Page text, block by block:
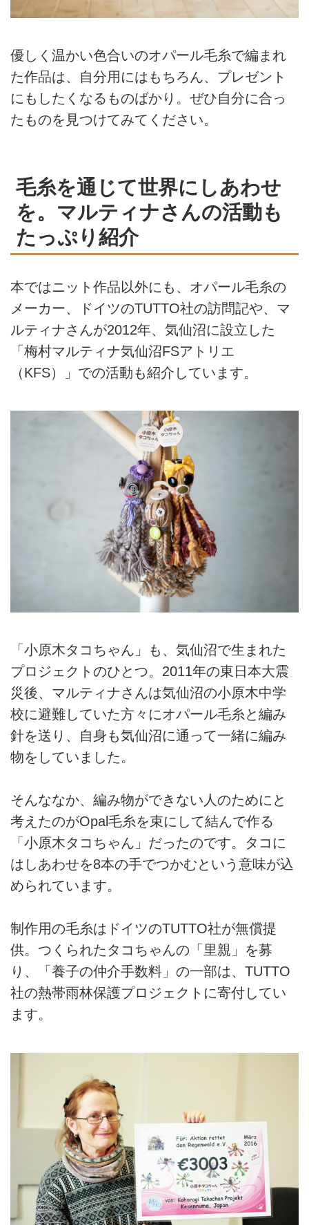
優しく温かい色合いのオパール毛糸で編まれ
た作品は、自分用にはもちろん、プレゼント
にもしたくなるものばかり。ぜひ自分に合っ
たものを見つけてみてください。
毛糸を通じて世界にしあわせ
を。マルティナさんの活動も
たっぷり紹介
本ではニット作品以外にも、オパール毛糸の
メーカー、ドイツのTUTTO社の訪問記や、マ
ルティナさんが2012年、気仙沼に設立した
「梅村マルティナ気仙沼FSアトリエ
（KFS）」での活動も紹介しています。
「小原木タコちゃん」も、気仙沼で生まれた
プロジェクトのひとつ。2011年の東日本大震
災後、マルティナさんは気仙沼の小原木中学
校に避難していた方々にオパール毛糸と編み
針を送り、自身も気仙沼に通って一緒に編み
物をしていました。
そんななか、編み物ができない人のためにと
考えたのがOpal毛糸を束にして結んで作る
「小原木タコちゃん」だったのです。タコに
はしあわせを8本の手でつかむという意味が込
められています。
制作用の毛糸はドイツのTUTTO社が無償提
供。つくられたタコちゃんの「里親」を募
り、「養子の仲介手数料」の一部は、TUTTO
社の熱帯雨林保護プロジェクトに寄付してい
ます。